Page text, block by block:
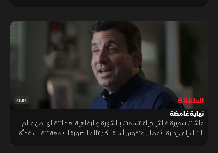
43:54 الحلقة 6
نهاية غامضة
عاشت سميرة فراش حياة اتسمت بالشهرة والرفاهية بعد انتقالها من عالم
الأزياء إلى إدارة الأعمال وتكوين أسرة. لكن تلك الصورة اللامعة تنقلب فجأة